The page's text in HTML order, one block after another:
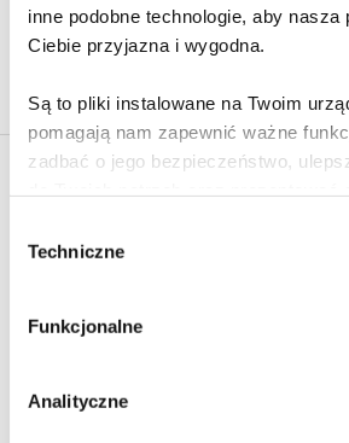
inne podobne technologie, aby nasza
Ciebie przyjazna i wygodna.
Są to pliki instalowane na Twoim
pomagają nam zapewnić ważne
zadbać o jego bezpieczeństwo,
Poza plikami, które są nam
i bezpiecznego działania serwisu -
wymagają Twojej zgody.
Każda udzielona zgoda poprawi
zgody
Techniczne
Funkcjonalne
Analityczne
Newsletter - rabat 10%
marketingowych dotyczących virtualo.pl oraz
Virtualo.
Polityce Prywatności
Wycofanie zgody nie wpływa na zgodność z